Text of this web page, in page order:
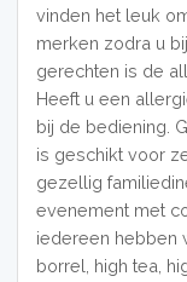
vinden het leuk
merken zodra u
gerechten is de
Heeft u een
bij de bediening.
is geschikt voor
gezellig
evenement met
iedereen hebben
borrel, high tea,